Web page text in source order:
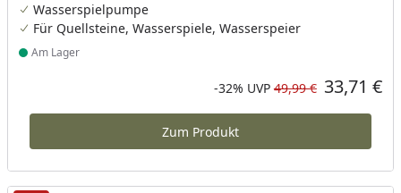
Wasserspielpumpe
Für Quellsteine, Wasserspiele, Wasserspeier
Produkt am Lager
Am Lager
Rabatt in Prozent
-32%
Ursprünglicher Preis
UVP 49,99 €
Aktueller Preis 33,71 €
Zum Produkt